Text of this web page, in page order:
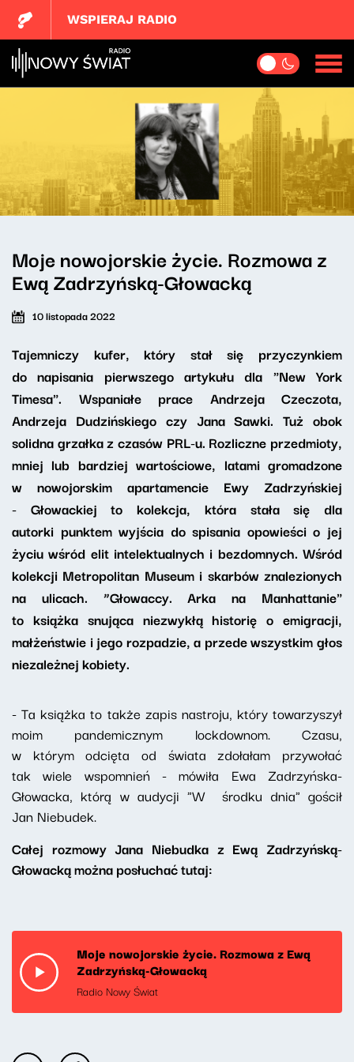
WSPIERAJ RADIO
Moje nowojorskie życie. Rozmowa z
Ewą Zadrzyńską-Głowacką
10 listopada 2022
Tajemniczy kufer, który stał się przyczynkiem
do napisania pierwszego artykułu dla "New York
Timesa". Wspaniałe prace Andrzeja Czeczota,
Andrzeja Dudzińskiego czy Jana Sawki. Tuż obok
solidna grzałka z czasów PRL-u. Rozliczne przedmioty,
mniej lub bardziej wartościowe, latami gromadzone
w nowojorskim apartamencie Ewy Zadrzyńskiej
- Głowackiej to kolekcja, która stała się dla
autorki punktem wyjścia do spisania opowieści o jej
życiu wśród elit intelektualnych i bezdomnych. Wśród
kolekcji Metropolitan Museum i skarbów znalezionych
na ulicach. “Głowaccy. Arka na Manhattanie"
to książka snująca niezwykłą historię o emigracji,
małżeństwie i jego rozpadzie, a przede wszystkim głos
niezależnej kobiety.
- Ta książka to także zapis nastroju, który towarzyszył
moim pandemicznym lockdownom. Czasu,
w którym odcięta od świata zdołałam przywołać
tak wiele wspomnień - mówiła Ewa Zadrzyńska-
Głowacka, którą w audycji "W środku dnia" gościł
Jan Niebudek.
Całej rozmowy Jana Niebudka z Ewą Zadrzyńską-
Głowacką można posłuchać tutaj:
Moje nowojorskie życie. Rozmowa z Ewą
Zadrzyńską-Głowacką
Radio Nowy Świat